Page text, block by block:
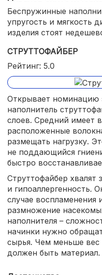
Беспружинные
упругость и мягкость
изделия стоят
СТРУТТОФАЙБЕР
Рейтинг: 5.0
Открывает номинацию
наполнитель
слоев. Средний имеет
расположенные
размещать нагрузку.
не поддающийся
быстро
Струттофайбер хвалят
и гипоаллергенность.
случае воспламенения
размножение
наполнителя –
начинки нужно
сырья. Чем меньше вес
должен быть материал.